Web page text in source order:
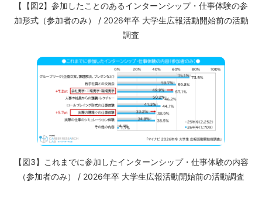
【【図2】参加したことのあるインターンシップ・仕事体験の参
加形式（参加者のみ） / 2026年卒 大学生広報活動開始前の活動
調査
【図3】これまでに参加したインターンシップ・仕事体験の内容
（参加者のみ） / 2026年卒 大学生広報活動開始前の活動調査